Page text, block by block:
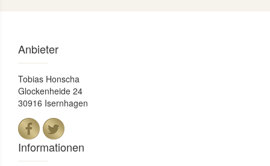
Anbieter
Tobias Honscha
Glockenheide 24
30916 Isernhagen
Informationen